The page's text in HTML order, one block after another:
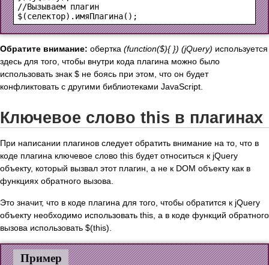
$(селектор).имяПлагина();
Обратите внимание: обертка (function($){ }) (jQuery) используется
здесь для того, чтобы внутри кода плагина можно было
использовать знак $ не боясь при этом, что он будет
конфликтовать с другими библиотеками JavaScript.
Ключевое слово this в плагинах
При написании плагинов следует обратить внимание на то, что в
коде плагина ключевое слово this будет относиться к jQuery
объекту, который вызвал этот плагин, а не к DOM объекту как в
функциях обратного вызова.
Это значит, что в коде плагина для того, чтобы обратится к jQuery
объекту необходимо использовать this, а в коде функций обратного
вызова использовать $(this).
Пример